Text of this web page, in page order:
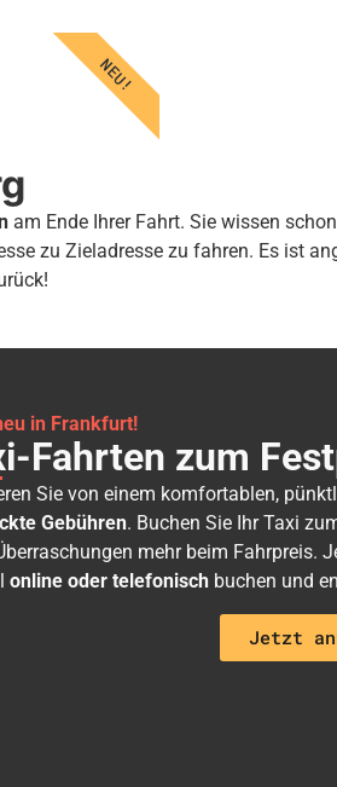
NEU!
am Ende Ihrer Fahrt. Sie wissen
zu Zieladresse zu fahren. Es ist
in Frankfurt!
Fahrten zum
Sie von einem komfortablen,
Gebühren. Buchen Sie Ihr Taxi
mehr beim Fahrpreis.
online oder telefonisch buchen und
Jetzt